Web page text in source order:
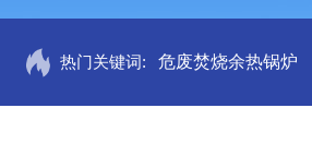
热门关键词: 危废焚烧余热锅炉